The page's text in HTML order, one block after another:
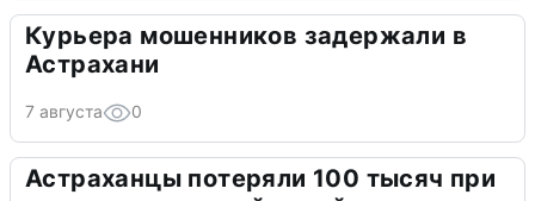
Курьера мошенников задержали в
Астрахани
7 августа 0
Астраханцы потеряли 100 тысяч при